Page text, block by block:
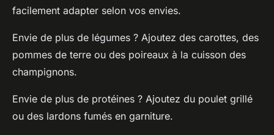
facilement adapter selon vos envies.
Envie de plus de légumes ? Ajoutez des carottes, des
pommes de terre ou des poireaux à la cuisson des
champignons.
Envie de plus de protéines ? Ajoutez du poulet grillé
ou des lardons fumés en garniture.